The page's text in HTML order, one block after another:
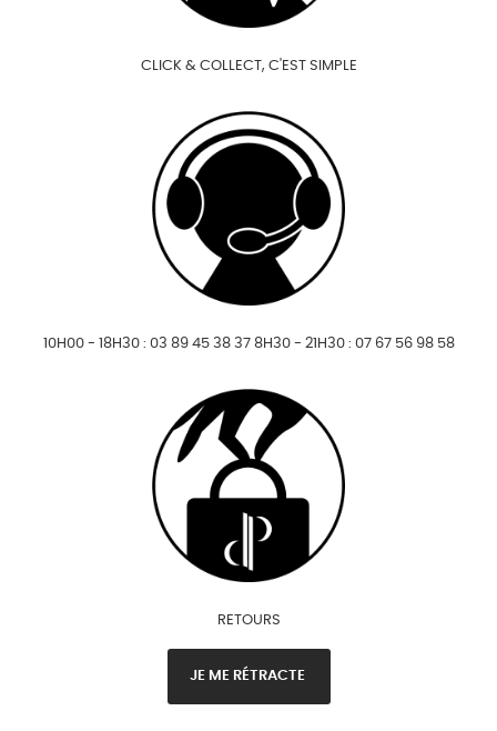
CLICK & COLLECT, C'EST SIMPLE
10H00 - 18H30 : 03 89 45 38 37 8H30 - 21H30 : 07 67 56 98 58
RETOURS
JE ME RÉTRACTE